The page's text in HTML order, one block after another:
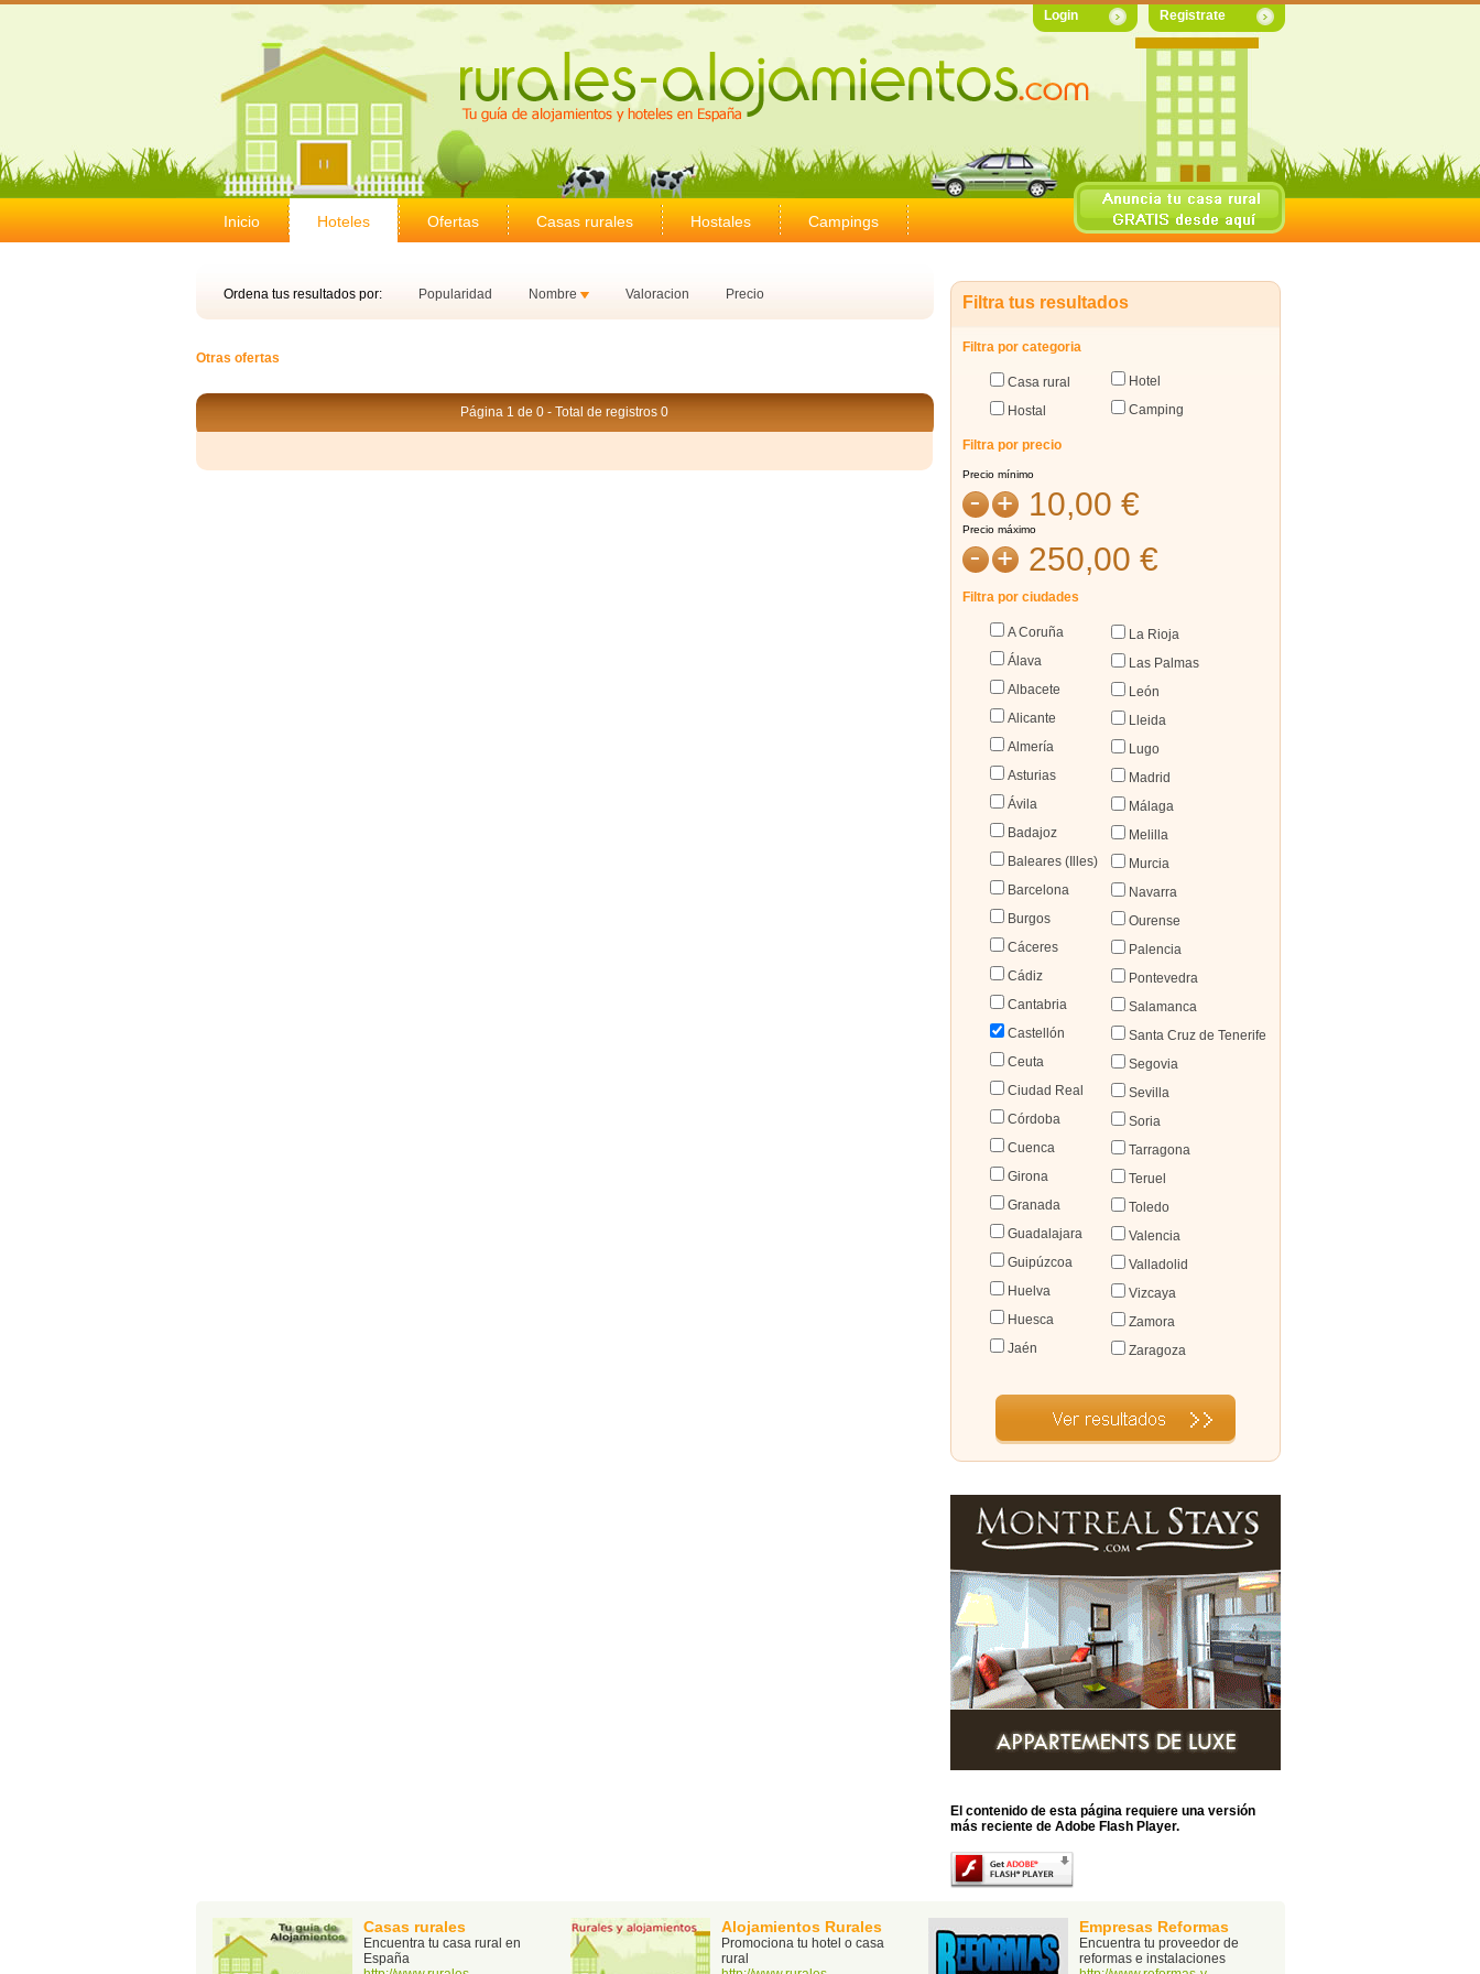
Login Registrate
Inicio Hoteles Ofertas Casas rurales Hostales Campings
Ordena tus resultados por: Popularidad Nombre Valoracion Precio
Otras ofertas
Página 1 de 0 - Total de registros 0
Filtra tus resultados
Filtra por categoria
Casa rural
Hostal
Hotel
Camping
Filtra por precio
Precio mínimo
10,00 €
Precio máximo
250,00 €
Filtra por ciudades
A Coruña
Álava
Albacete
Alicante
Almería
Asturias
Ávila
Badajoz
Baleares (Illes)
Barcelona
Burgos
Cáceres
Cádiz
Cantabria
Castellón
Ceuta
Ciudad Real
Córdoba
Cuenca
Girona
Granada
Guadalajara
Guipúzcoa
Huelva
Huesca
Jaén
La Rioja
Las Palmas
León
Lleida
Lugo
Madrid
Málaga
Melilla
Murcia
Navarra
Ourense
Palencia
Pontevedra
Salamanca
Santa Cruz de Tenerife
Segovia
Sevilla
Soria
Tarragona
Teruel
Toledo
Valencia
Valladolid
Vizcaya
Zamora
Zaragoza
El contenido de esta página requiere una versión
más reciente de Adobe Flash Player.
Casas rurales
Encuentra tu casa rural en
España
Alojamientos Rurales
Promociona tu hotel o casa
rural
Empresas Reformas
Encuentra tu proveedor de
reformas e instalaciones